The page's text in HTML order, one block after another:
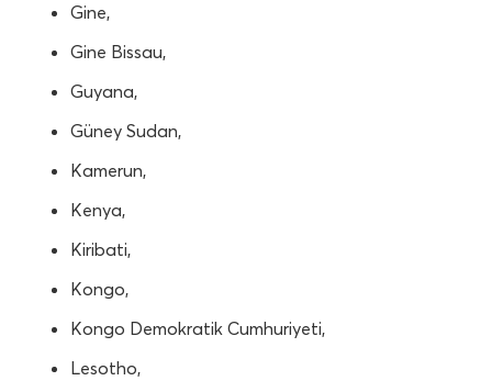
Gine,
Gine Bissau,
Guyana,
Güney Sudan,
Kamerun,
Kenya,
Kiribati,
Kongo,
Kongo Demokratik Cumhuriyeti,
Lesotho,